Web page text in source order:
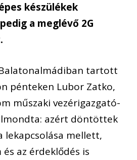
készülékek
a meglévő 2G
tartott
pénteken Lubor Zatko,
műszaki vezérigazgató-
azért döntöttek
lekapcsolása mellett,
az érdeklődés is